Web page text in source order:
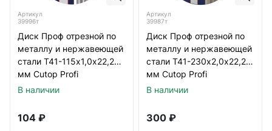
Артикул
39996т
Диск Проф отрезной по
металлу и нержавеющей
стали Т41-115х1,0х22,2
мм Cutop Profi
В наличии
104 ₽
Артикул
39987т
Диск Проф отрезной по
металлу и нержавеющей
стали Т41-230х2,0х22,2
мм Cutop Profi
В наличии
300 ₽